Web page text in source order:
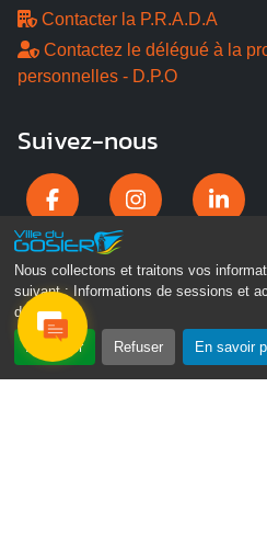
Nous collectons et traitons vos
suivant :
Informations de sessions et
des pages .
Accepter Refuser En savoir
Contacter la P.R.A.D.A
Contactez le délégué à la
personnelles - D.P.O
Suivez-nous